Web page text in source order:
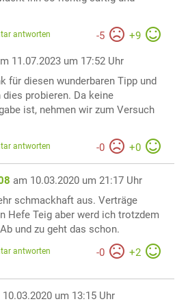
-5 +9
antworten
11.07.2023 um 17:52 Uhr
für diesen wunderbaren Tipp und
dies probieren. Da keine
ist, nehmen wir zum Versuch
-0 +0
antworten
am 10.03.2020 um 21:17 Uhr
schmackhaft aus. Verträge
Hefe Teig aber werd ich trotzdem
und zu geht das schon.
-0 +2
antworten
10.03.2020 um 13:15 Uhr